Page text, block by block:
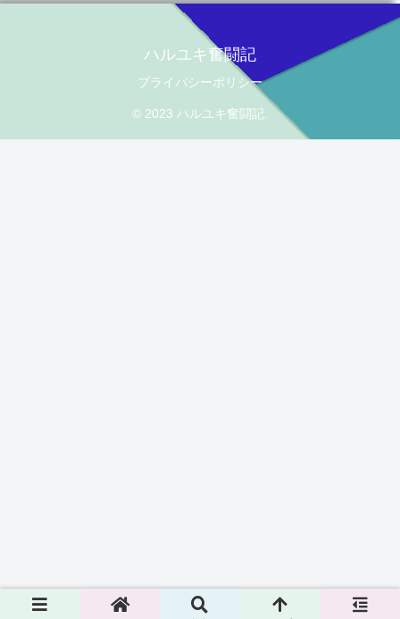
ハルユキ奮闘記
プライバシーポリシー
© 2023 ハルユキ奮闘記.